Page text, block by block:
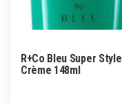
R+Co Bleu Super Style
Crème 148ml